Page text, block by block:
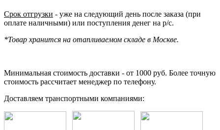
Срок отгрузки - уже на следующий день после заказа (при
оплате наличными) или поступления денег на р/с.
*Товар хранится на отапливаемом складе в Москве.
Минимальная стоимость доставки - от 1000 руб. Более точную
стоимость рассчитает менеджер по телефону.
Доставляем транспортными компаниями: